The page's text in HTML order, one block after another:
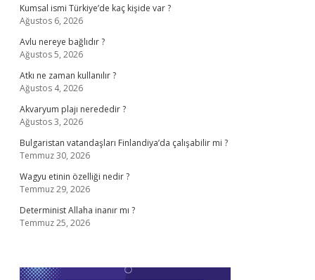
Kumsal ismi Türkiye’de kaç kişide var ?
Ağustos 6, 2026
Avlu nereye bağlıdır ?
Ağustos 5, 2026
Atkı ne zaman kullanılır ?
Ağustos 4, 2026
Akvaryum plajı nerededir ?
Ağustos 3, 2026
Bulgaristan vatandaşları Finlandiya’da çalışabilir mi ?
Temmuz 30, 2026
Wagyu etinin özelliği nedir ?
Temmuz 29, 2026
Determinist Allaha inanır mı ?
Temmuz 25, 2026